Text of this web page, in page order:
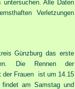
Alle Daten
Verletzungen
Günzburg das erste
Die Rennen der
der Frauen ist um 14.15
am Samstag und